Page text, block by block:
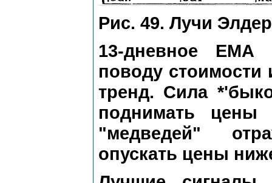
Рис. 49. Лучи
13-дневное ЕМА
поводу
тренд. Сила
поднимать цены
"медведей"
опускать цены